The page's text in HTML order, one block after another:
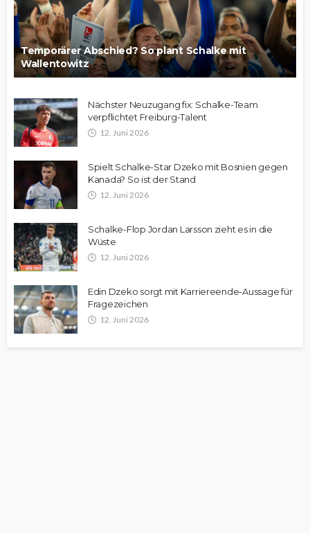
Temporärer Abschied? So plant Schalke mit
Wallentowitz
Nächster Neuzugang fix: Schalke-Team
verpflichtet Freiburg-Talent
12. Juni 2026
Spielt Schalke-Star Dzeko mit Bosnien gegen
Kanada? So ist der Stand
12. Juni 2026
Schalke-Flop Jordan Larsson zieht es in die
Wüste
12. Juni 2026
Edin Dzeko sorgt mit Karriereende-Aussage für
Fragezeichen
12. Juni 2026